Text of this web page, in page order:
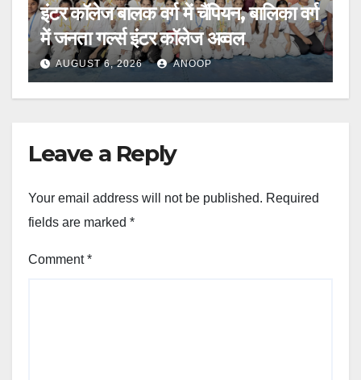
इंटर कॉलेज बालक वर्ग में चैंपियन, बालिका वर्ग
में जनता गर्ल्स इंटर कॉलेज अव्वल
AUGUST 6, 2026 ANOOP
Leave a Reply
Your email address will not be published. Required
fields are marked *
Comment*